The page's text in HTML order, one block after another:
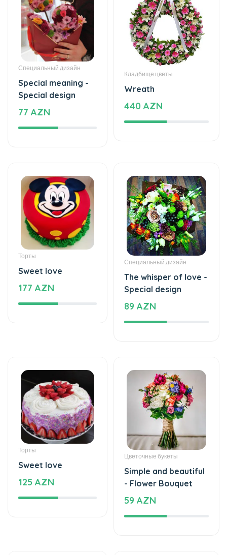
Специальный дизайн
Special meaning -
Special design
77 AZN
Кладбище цветы
Wreath
440 AZN
Торты
Sweet love
177 AZN
Специальный дизайн
The whisper of love -
Special design
89 AZN
Торты
Sweet love
125 AZN
Цветочные букеты
Simple and beautiful
- Flower Bouquet
59 AZN